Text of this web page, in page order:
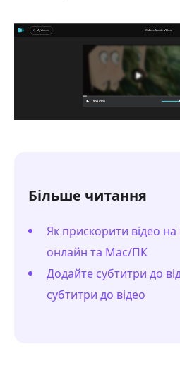
Більше читання
Як прискорити відео
онлайн та Mac/ПК
Додайте субтитри до
субтитри до відео